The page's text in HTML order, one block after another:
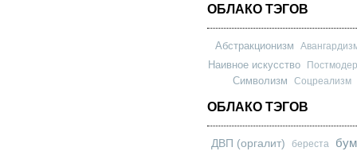
ОБЛАКО ТЭГОВ
Абстракционизм
Наивное искусство
Символизм Соцреализм
ОБЛАКО ТЭГОВ
ДВП (оргалит) береста